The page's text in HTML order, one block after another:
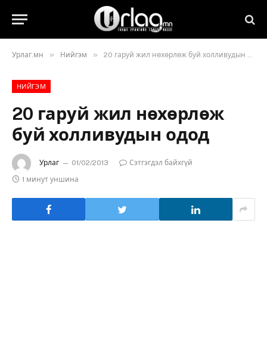
Урлаг.мн » Нийгэм » 20 гаруй жил нөхөрлөж буй холливудын одод
НИЙГЭМ
20 гаруй жил нөхөрлөж
буй холливудын одод
Урлаг 01/02/2013
Сэтгэгдэл байхгүй
1 минут уншина